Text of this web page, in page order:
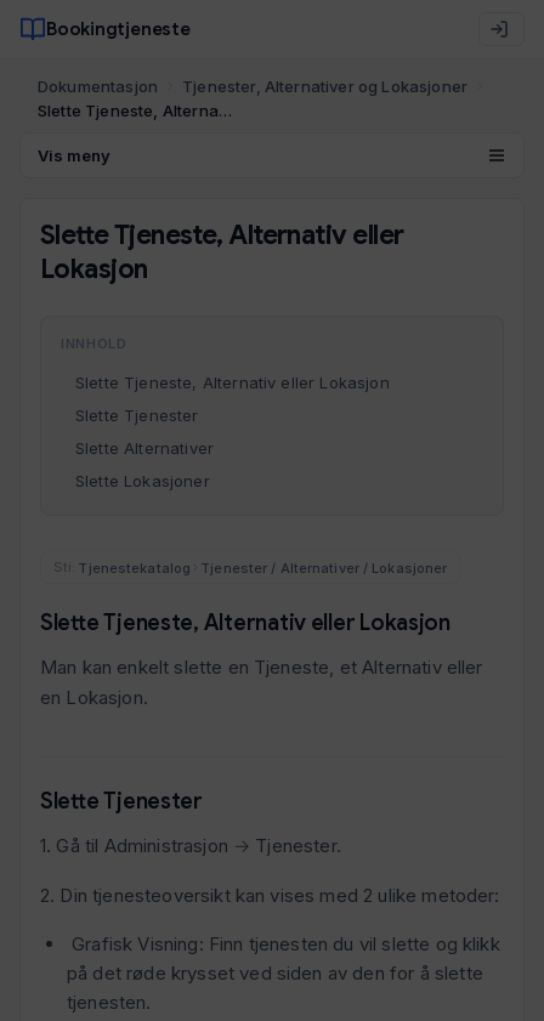
Bookingtjeneste
Dokumentasjon
Tjenester, Alternativer og Lokasjoner
Slette Tjeneste, Alternativ eller Lokasjon
Vis meny
Slette Tjeneste, Alternativ eller
Lokasjon
INNHOLD
Slette Tjeneste, Alternativ eller Lokasjon
Slette Tjenester
Slette Alternativer
Slette Lokasjoner
Tjenestekatalog Tjenester / Alternativer / Lokasjoner
Slette Tjeneste, Alternativ eller Lokasjon
Man kan enkelt slette en Tjeneste, et Alternativ eller
en Lokasjon.
Slette Tjenester
1. Gå til Administrasjon → Tjenester.
2. Din tjenesteoversikt kan vises med 2 ulike metoder:
Grafisk Visning: Finn tjenesten du vil slette og klikk
på det røde krysset ved siden av den for å slette
tjenesten.